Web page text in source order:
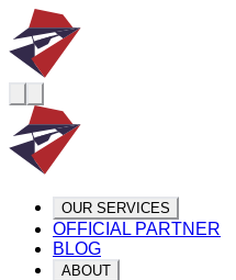
OUR SERVICES
OFFICIAL PARTNER
BLOG
ABOUT